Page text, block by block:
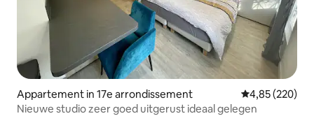
Appartement in 17e arrondissement Gemiddelde
4,85 (220)
Nieuwe studio zeer goed uitgerust ideaal gelegen